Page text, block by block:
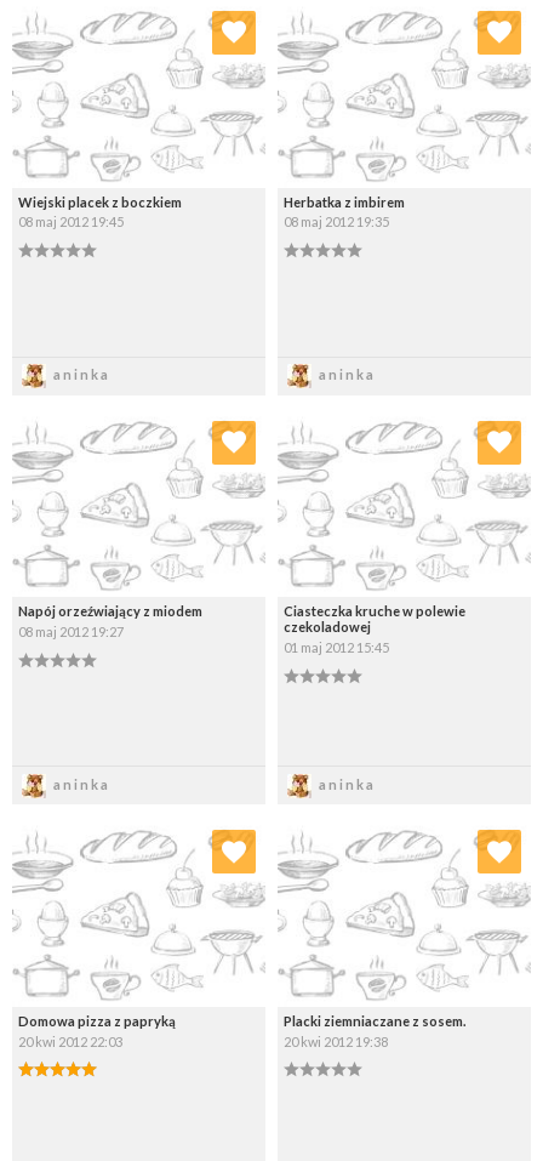
Wiejski placek z boczkiem
08 maj 2012 19:45
aninka
Dodaj do ulubionych
Wybierz listę:
Herbatka z imbirem
08 maj 2012 19:35
aninka
Dodaj do ulubionych
Wybierz listę:
Napój orzeźwiający z miodem
08 maj 2012 19:27
aninka
Dodaj do ulubionych
Wybierz listę:
Ciasteczka kruche w polewie
czekoladowej
01 maj 2012 15:45
aninka
Dodaj do ulubionych
Wybierz listę:
Domowa pizza z papryką
20 kwi 2012 22:03
Dodaj do ulubionych
Wybierz listę:
Placki ziemniaczane z sosem.
20 kwi 2012 19:38
Dodaj do ulubionych
Wybierz listę: